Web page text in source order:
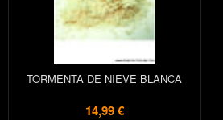
TORMENTA DE NIEVE BLANCA
14,99 €